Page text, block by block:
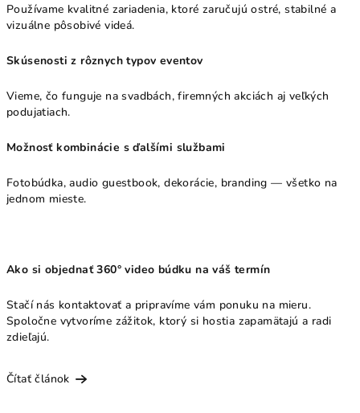
Používame kvalitné zariadenia, ktoré zaručujú ostré, stabilné a
vizuálne pôsobivé videá.
Skúsenosti z rôznych typov eventov
Vieme, čo funguje na svadbách, firemných akciách aj veľkých
podujatiach.
Možnosť kombinácie s ďalšími službami
Fotobúdka, audio guestbook, dekorácie, branding — všetko na
jednom mieste.
Ako si objednať 360° video búdku na váš termín
Stačí nás kontaktovať a pripravíme vám ponuku na mieru.
Spoločne vytvoríme zážitok, ktorý si hostia zapamätajú a radi
zdieľajú.
Čítať článok